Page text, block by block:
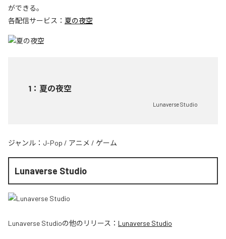
ができる。
各配信サービス： 夏の夜空
1 ： 夏の夜空
Lunaverse Studio
ジャンル： J-Pop / アニメ / ゲーム
Lunaverse Studio
Lunaverse Studioの他のリリース： Lunaverse Studio